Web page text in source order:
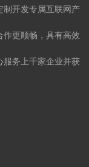
制开发专属互联网产
作更顺畅，具有高效
服务上千家企业并获